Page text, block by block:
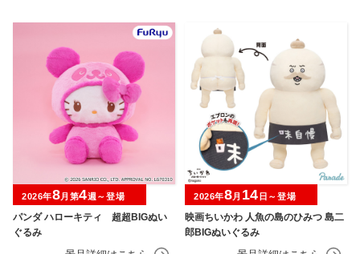
パンダ ハローキティ 超超BIGぬい
ぐるみ
2026年8月第4週～登場
映画ちいかわ 人魚の島のひみつ 島二
郎BIGぬいぐるみ
2026年8月 14 日～登場